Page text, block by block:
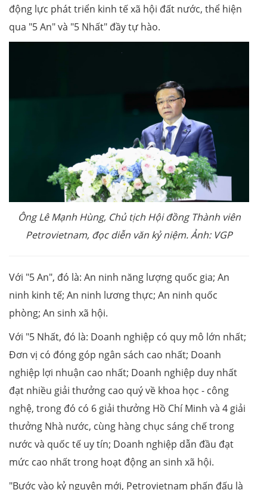
động lực phát triển kinh tế xã hội đất nước, thể hiện
qua "5 An" và "5 Nhất" đầy tự hào.
Ông Lê Mạnh Hùng, Chủ tịch Hội đồng Thành viên
Petrovietnam, đọc diễn văn kỷ niệm. Ảnh: VGP
Với "5 An", đó là: An ninh năng lượng quốc gia; An
ninh kinh tế; An ninh lương thực; An ninh quốc
phòng; An sinh xã hội.
Với "5 Nhất, đó là: Doanh nghiệp có quy mô lớn nhất;
Đơn vị có đóng góp ngân sách cao nhất; Doanh
nghiệp lợi nhuận cao nhất; Doanh nghiệp duy nhất
đạt nhiều giải thưởng cao quý về khoa học - công
nghệ, trong đó có 6 giải thưởng Hồ Chí Minh và 4 giải
thưởng Nhà nước, cùng hàng chục sáng chế trong
nước và quốc tế uy tín; Doanh nghiệp dẫn đầu đạt
mức cao nhất trong hoạt động an sinh xã hội.
"Bước vào kỷ nguyên mới, Petrovietnam phấn đấu là